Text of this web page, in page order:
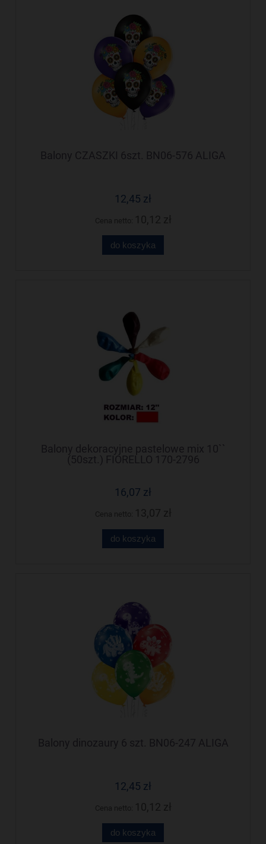
Balony CZASZKI 6szt. BN06-576 ALIGA
12,45 zł
do koszyka
Balony dekoracyjne pastelowe mix 10``
(50szt.) FIORELLO 170-2796
16,07 zł
do koszyka
Balony dinozaury 6 szt. BN06-247 ALIGA
12,45 zł
do koszyka